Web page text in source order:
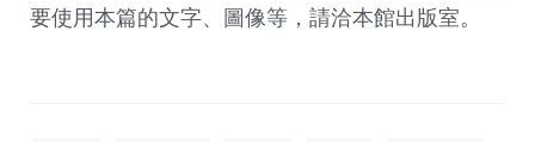
要使用本篇的文字、圖像等，請洽本館出版室。